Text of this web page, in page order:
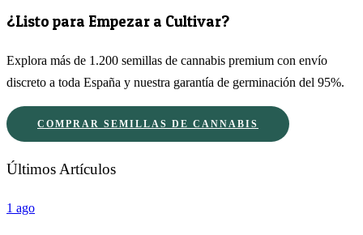
¿Listo para Empezar a Cultivar?
Explora más de 1.200 semillas de cannabis premium con envío
discreto a toda España y nuestra garantía de germinación del 95%.
COMPRAR SEMILLAS DE CANNABIS
Últimos Artículos
1 ago